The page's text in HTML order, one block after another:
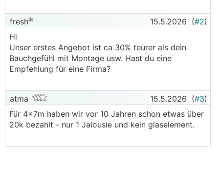
fresh 15.5.2026 (#2)
Hi
Unser erstes Angebot ist ca 30% teurer als dein
Bauchgefühl mit Montage usw. Hast du eine
Empfehlung für eine Firma?
atma 15.5.2026 (#3)
Für 4x7m haben wir vor 10 Jahren schon etwas über
20k bezahlt - nur 1 Jalousie und kein glaselement.